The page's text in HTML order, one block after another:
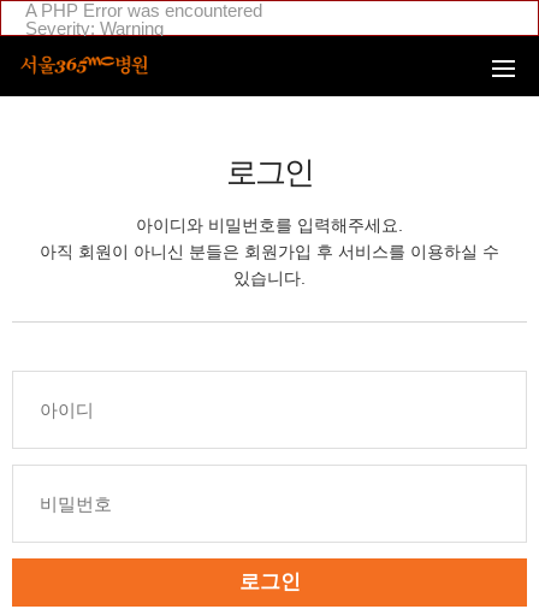
A PHP Error was encountered
Severity: Warning
Filename: _inc/header_body.php
Backtrace:
Function: include
File:
/home/login/public_html/application/views/mobile/seoul/_inc/
Function: include
Function: view
/home/login/public_html/application/controllers/member/
Line: 633
Function: view_print
File: /home/login/public_html/index.php
Function: require_once
본문 바로가기
로그인
아이디와 비밀번호를 입력해주세요.
아직 회원이 아니신 분들은 회원가입 후 서비스를 이용하실 수
있습니다.
로그인